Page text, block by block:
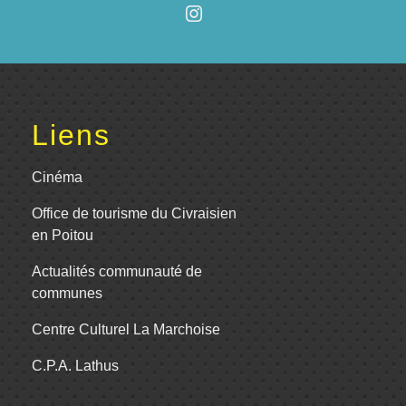
Liens
Cinéma
Office de tourisme du Civraisien
en Poitou
Actualités communauté de
communes
Centre Culturel La Marchoise
C.P.A. Lathus